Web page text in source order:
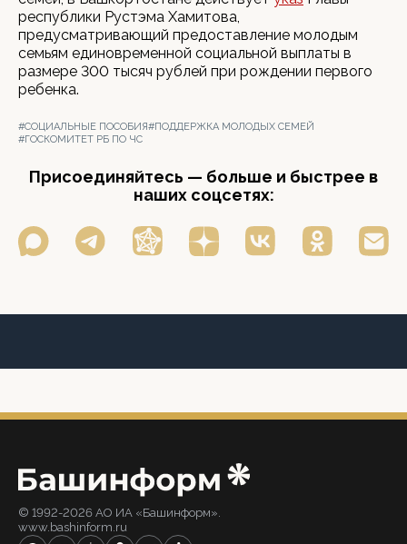
республики Рустэма Хамитова,
предусматривающий предоставление молодым
семьям единовременной социальной выплаты в
размере 300 тысяч рублей при рождении первого
ребенка.
#СОЦИАЛЬНЫЕ ПОСОБИЯ#ПОДДЕРЖКА МОЛОДЫХ СЕМЕЙ
#ГОСКОМИТЕТ РБ ПО ЧС
Присоединяйтесь — больше и быстрее в
наших соцсетях:
© 1992-2026 АО ИА «Башинформ».
www.bashinform.ru